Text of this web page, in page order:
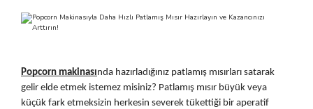
Makineleri
Malzemeleri
Popcorn makinasında hazırladığınız patlamış mısırları satarak
gelir elde etmek istemez misiniz? Patlamış mısır büyük veya
küçük fark etmeksizin herkesin severek tükettiği bir aperatif